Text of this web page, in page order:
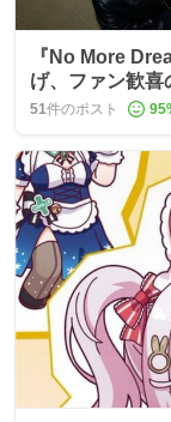
『No More
げ、ファン歓喜
51件のポスト 95